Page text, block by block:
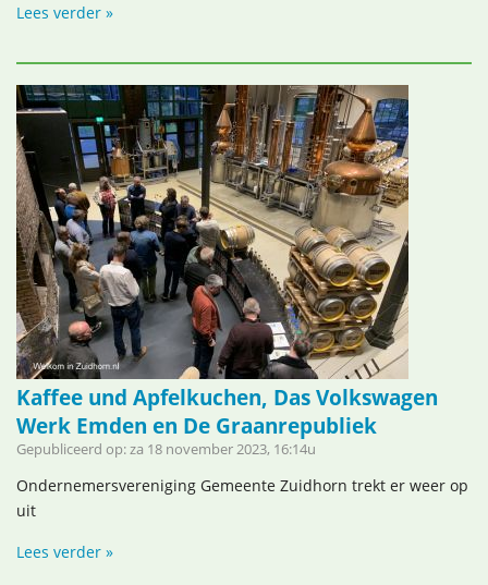
Lees verder »
Kaffee und Apfelkuchen, Das Volkswagen
Werk Emden en De Graanrepubliek
Gepubliceerd op: za 18 november 2023, 16:14u
Ondernemersvereniging Gemeente Zuidhorn trekt er weer op
uit
Lees verder »